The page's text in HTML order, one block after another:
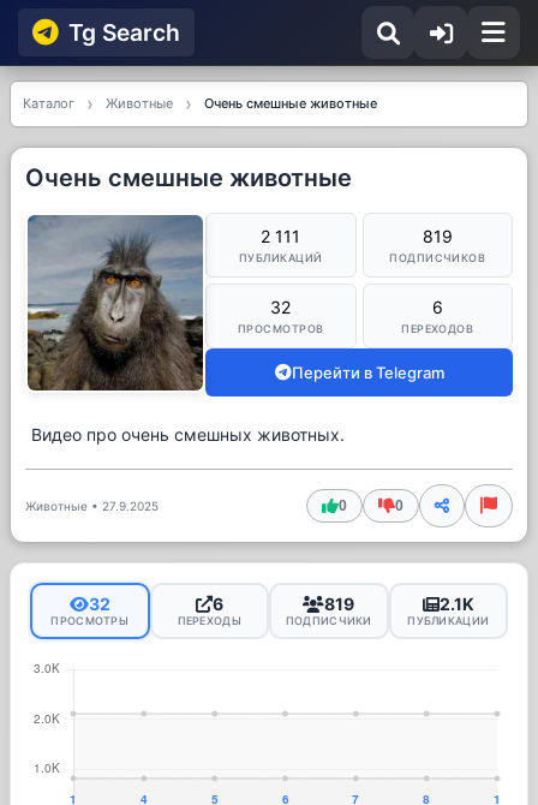
Tg Searсh
Каталог Животные Очень смешные животные
Очень смешные животные
2 111
ПУБЛИКАЦИЙ
819
ПОДПИСЧИКОВ
32
ПРОСМОТРОВ
6
ПЕРЕХОДОВ
Перейти в Telegram
Видео про очень смешных животных.
Животные • 27.9.2025 0 0
32
ПРОСМОТРЫ
6
ПЕРЕХОДЫ
819
ПОДПИСЧИКИ
2.1K
ПУБЛИКАЦИИ